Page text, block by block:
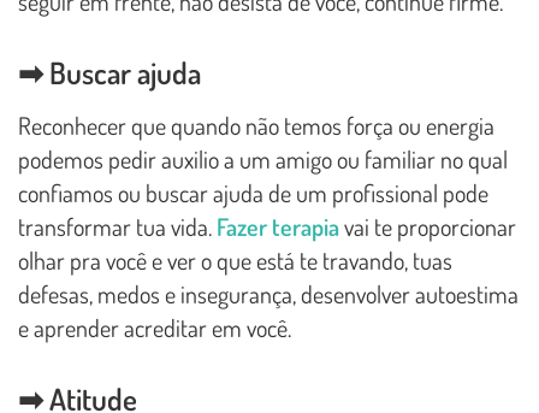
➡ Buscar ajuda
Reconhecer que quando não temos força ou energia
podemos pedir auxilio a um amigo ou familiar no qual
confiamos ou buscar ajuda de um profissional pode
transformar tua vida.Fazer terapiavai te proporcionar
olhar pra você e ver o que está te travando, tuas
defesas, medos e insegurança, desenvolver autoestima
e aprender acreditar em você.
➡ Atitude